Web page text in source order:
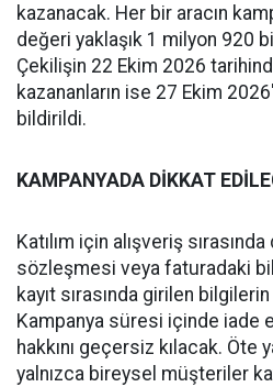
kazanacak. Her bir aracın
değeri yaklaşık 1 milyon 920
Çekilişin 22 Ekim 2026
kazananların ise 27 Ekim
bildirildi.
KAMPANYADA DİKKAT
Katılım için alışveriş
sözleşmesi veya faturadaki
kayıt sırasında girilen
Kampanya süresi içinde iade
hakkını geçersiz kılacak. Öte
yalnızca bireysel müşteriler